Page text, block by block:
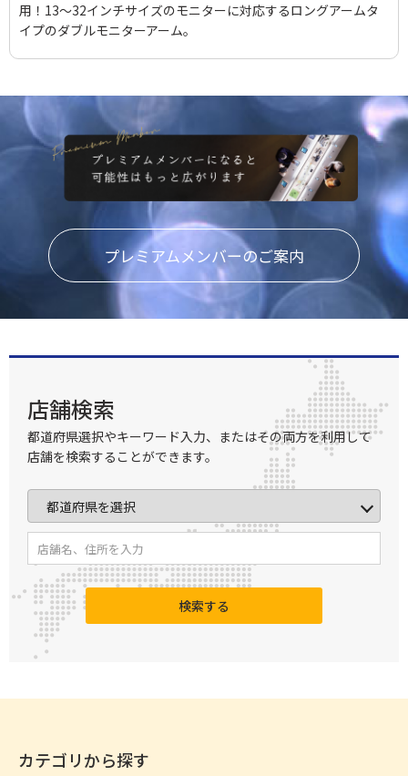
用！13～32インチサイズのモニターに対応するロングアームタ
イプのダブルモニターアーム。
プレミアムメンバーのご案内
店舗検索
都道府県選択やキーワード入力、またはその両方を利用して
店舗を検索することができます。
検索する
カテゴリから探す